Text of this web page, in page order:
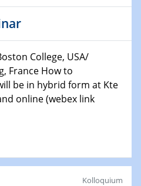
Makromolekulare
Series on 2D-
College, USA/
How to
be in hybrid form at Kte
online (webex link
Kolloquium